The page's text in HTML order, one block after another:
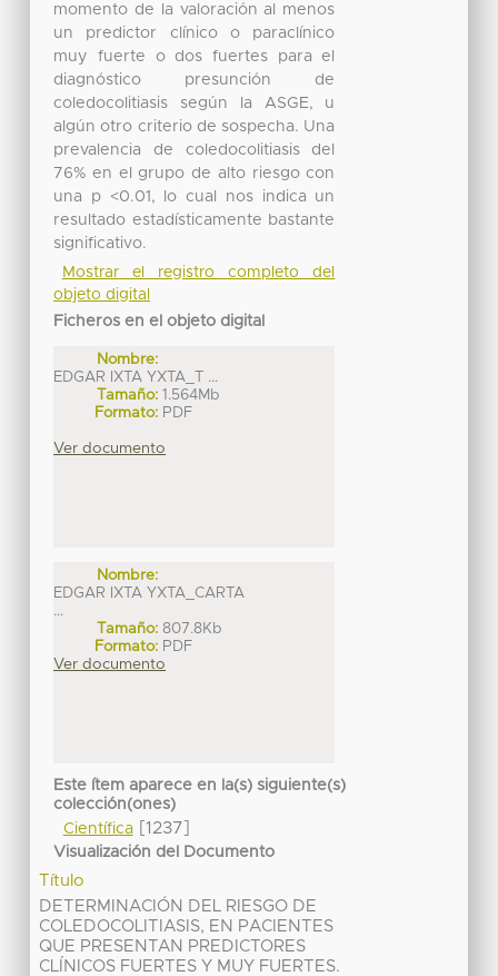
momento de la valoración al menos
un predictor clínico o paraclínico
muy fuerte o dos fuertes para el
diagnóstico presunción de
coledocolitiasis según la ASGE, u
algún otro criterio de sospecha. Una
prevalencia de coledocolitiasis del
76% en el grupo de alto riesgo con
una p <0.01, lo cual nos indica un
resultado estadísticamente bastante
significativo.
Mostrar el registro completo del
objeto digital
Ficheros en el objeto digital
Nombre:
EDGAR IXTA YXTA_T ...
Tamaño: 1.564Mb
Formato: PDF
Ver documento
Nombre:
EDGAR IXTA YXTA_CARTA
...
Tamaño: 807.8Kb
Formato: PDF
Ver documento
Este ítem aparece en la(s) siguiente(s)
colección(ones)
Científica[1237]
Visualización del Documento
Título
DETERMINACIÓN DEL RIESGO DE
COLEDOCOLITIASIS, EN PACIENTES
QUE PRESENTAN PREDICTORES
CLÍNICOS FUERTES Y MUY FUERTES.